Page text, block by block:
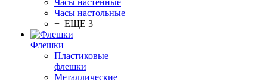
Часы настенные
Часы настольные
+ ЕЩЕ 3
Флешки
Пластиковые
флешки
Металлические